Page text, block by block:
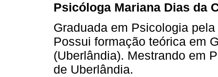
Psicóloga Mariana Dias da
Graduada em Psicologia
Possui formação teórica em
(Uberlândia). Mestrando em
de Uberlândia.